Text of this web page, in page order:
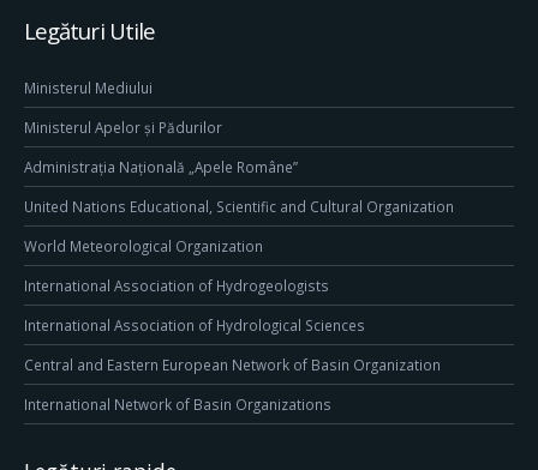
Legături Utile
Ministerul Mediului
Ministerul Apelor și Pădurilor
Administrația Națională „Apele Române”
United Nations Educational, Scientific and Cultural Organization
World Meteorological Organization
International Association of Hydrogeologists
International Association of Hydrological Sciences
Central and Eastern European Network of Basin Organization
International Network of Basin Organizations